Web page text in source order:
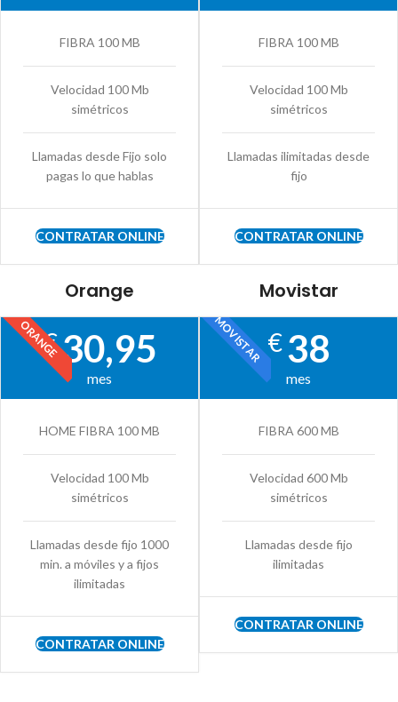
FIBRA 100 MB
Velocidad 100 Mb
simétricos
Llamadas desde Fijo solo
pagas lo que hablas
CONTRATAR ONLINE
FIBRA 100 MB
Velocidad 100 Mb
simétricos
Llamadas ilimitadas desde
fijo
CONTRATAR ONLINE
Orange
ORANGE
€30,95
mes
HOME FIBRA 100 MB
Velocidad 100 Mb
simétricos
Llamadas desde fijo 1000
min. a móviles y a fijos
ilimitadas
CONTRATAR ONLINE
Movistar
MOVISTAR€38
mes
FIBRA 600 MB
Velocidad 600 Mb
simétricos
Llamadas desde fijo
ilimitadas
CONTRATAR ONLINE